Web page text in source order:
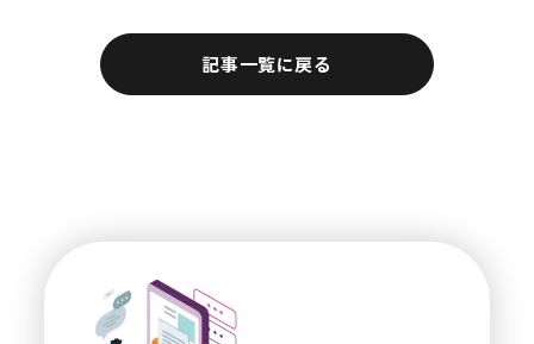
記事一覧に戻る